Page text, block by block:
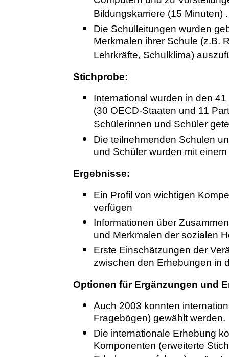
Bildungskarriere (15 Minuten) .
Die Schulleitungen wurden
Merkmalen ihrer Schule (z.B.
Lehrkräfte, Schulklima)
Stichprobe:
International wurden in den
(30 OECD-Staaten und 11
Schülerinnen und Schüler
Die teilnehmenden Schulen
und Schüler wurden mit
Ergebnisse:
Ein Profil von wichtigen
verfügen
Informationen über
und Merkmalen der sozialen
Erste Einschätzungen der
zwischen den Erhebungen in
Optionen für Ergänzungen und
Auch 2003 konnten
Fragebögen) gewählt werden.
Die internationale Erhebung
Komponenten (erweiterte